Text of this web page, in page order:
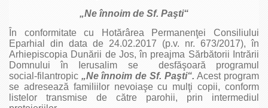
„Ne înnoim de Sf. Paşti“
În conformitate cu Hotărârea Permanenţei Consiliului
Eparhial din data de 24.02.2017 (p.v. nr. 673/2017), în
Arhiepiscopia Dunării de Jos, în preajma Sărbătorii Intrării
Domnului în Ierusalim se desfăşoară programul
social‑filantropic „Ne înnoim de Sf. Paşti“.Acest program
se adresează familiilor nevoiaşe cu mulţi copii, conform
listelor transmise de către parohii, prin intermediul